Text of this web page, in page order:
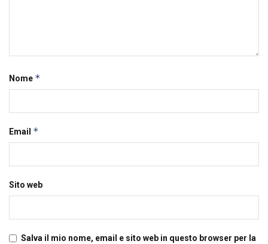
Nome *
Email *
Sito web
Salva il mio nome, email e sito web in questo browser per la